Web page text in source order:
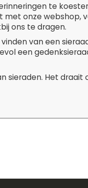
te
met onze
ons te dragen.
van een
een
sieraden. Het